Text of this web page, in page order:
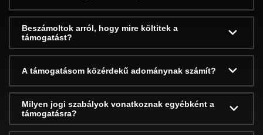
Beszámoltok arról, hogy mire költitek a
támogatást?
A támogatásom közérdekű adománynak számít?
Milyen jogi szabályok vonatkoznak egyébként a
támogatásra?